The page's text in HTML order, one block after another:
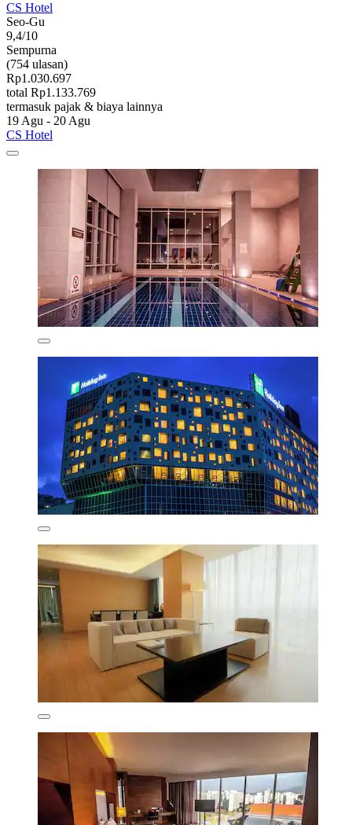
CS Hotel
Seo-Gu
9,4/10
Sempurna
(754 ulasan)
Rp1.030.697
total Rp1.133.769
termasuk pajak & biaya lainnya
19 Agu - 20 Agu
CS Hotel